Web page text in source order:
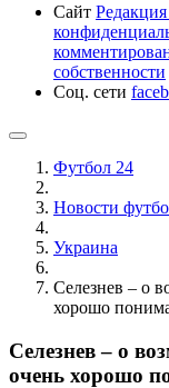
Сайт Редакция
собственности
Соц. сети
Футбол 24
Новости
Украина
Селезнев – о
хорошо
Селезнев – о
очень хорошо